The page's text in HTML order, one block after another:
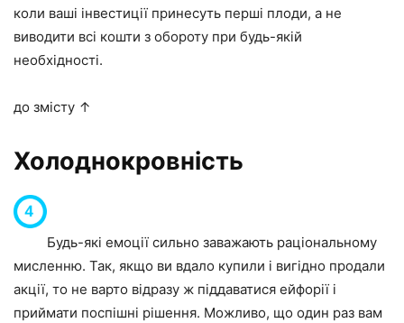
коли ваші інвестиції принесуть перші плоди, а не
виводити всі кошти з обороту при будь-якій
необхідності.
до змісту ↑
Холоднокровність
Будь-які емоції сильно заважають раціональному
мисленню. Так, якщо ви вдало купили і вигідно продали
акції, то не варто відразу ж піддаватися ейфорії і
приймати поспішні рішення. Можливо, що один раз вам